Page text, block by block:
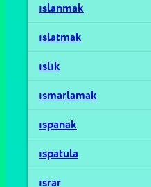
ıslanmak
ıslatmak
ıslık
ısmarlamak
ıspanak
ıspatula
ısrar